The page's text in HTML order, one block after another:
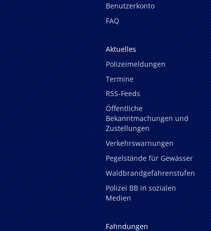
Benutzerkonto
FAQ
Aktuelles
Polizeimeldungen
Termine
RSS-Feeds
Öffentliche
Bekanntmachungen und
Zustellungen
Verkehrswarnungen
Pegelstände für Gewässer
Waldbrandgefahrenstufen
Polizei BB in sozialen
Medien
Fahndungen